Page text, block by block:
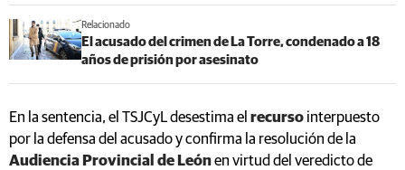
Relacionado
El acusado del crimen de La Torre, condenado a 18
años de prisión por asesinato
En la sentencia, el TSJCyL desestima el recurso interpuesto
por la defensa del acusado y confirma la resolución de la
Audiencia Provincial de Leónen virtud del veredicto de